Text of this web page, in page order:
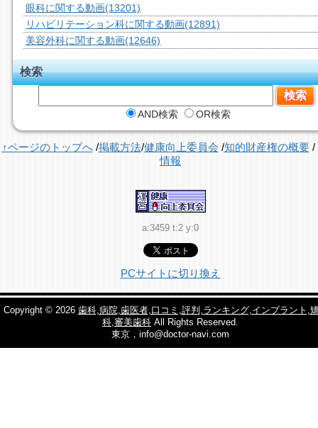
眼科に関する動画(13201)
リハビリテーション科に関する動画(12891)
美容外科に関する動画(12646)
検索
AND検索 OR検索
↑ページのトップへ/掲載方法/健康向上委員会 /知的財産権の概要/
情報
a:3459 t:2 y:0
PCサイトに切り換え
Copyright © 2026 歯科,病院,歯医者,口コミ,評判,ランキング,インプラント,
科,審美歯科 All Rights Reserved.
東京，info@doctor-navi.com